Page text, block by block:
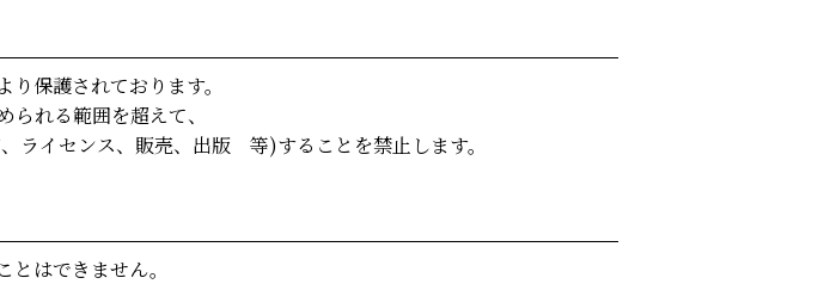
保護されております。
れる範囲を超えて、
ライセンス、販売、出版 等)することを禁止します。
はできません。